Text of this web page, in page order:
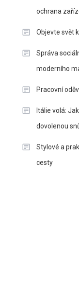
ochrana
Objevte svět
Správa
moderního
Pracovní
Itálie volá:
dovolenou
Stylové a
cesty